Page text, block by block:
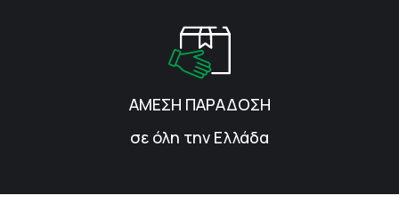
ΑΜΕΣΗ ΠΑΡΑΔΟΣΗ
σε όλη την Ελλάδα